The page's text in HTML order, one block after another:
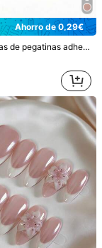
21
10 piezas de uñas postizas de estilo minimalista hechas a mano, set de uñas de polygel, textura de piedra, líneas metálicas, flores, ondas de agua, esmalte de uñas verde, estilo simple, incluye herramientas para uñas, 3 tamaños disponibles, cuadradas, cuadradas cortas, almendradas, uñas para fiestas, baile, uso diario.
Ahorro de 0,29€
a mano, pegatinas de manicura francesa de alta gama, uñas rosa nude, decoración de lazo 3D, perla exquisita, adecuadas para mujeres y niñas para el uso diario, citas y vestirse, uñas postizas hechas a mano